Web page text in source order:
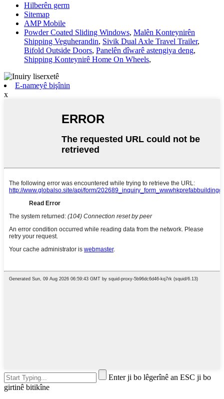
Hilberên germ
Sitemap
AMP Mobile
Powder Coated Sliding Windows, Malên Konteynirên
Shipping Veguherandin, Sivik Dual Axle Travel Trailer,
Bifold Outside Doors, Panelên dîwarê astengiya deng,
Shipping Konteynirê Home On Wheels,
E-nameyê bişînin
x
Enter ji bo lêgerînê an ESC ji bo
girtinê bitikîne